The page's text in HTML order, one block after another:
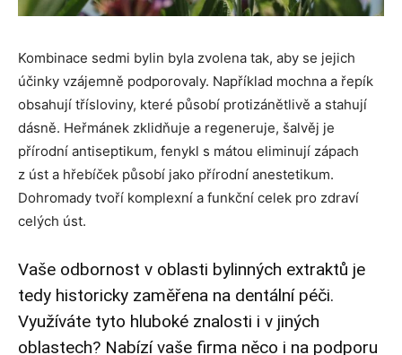
Kombinace sedmi bylin byla zvolena tak, aby se jejich
účinky vzájemně podporovaly. Například mochna a řepík
obsahují třísloviny, které působí protizánětlivě a stahují
dásně. Heřmánek zklidňuje a regeneruje, šalvěj je
přírodní antiseptikum, fenykl s mátou eliminují zápach
z úst a hřebíček působí jako přírodní anestetikum.
Dohromady tvoří komplexní a funkční celek pro zdraví
celých úst.
Vaše odbornost v oblasti bylinných extraktů je
tedy historicky zaměřena na dentální péči.
Využíváte tyto hluboké znalosti i v jiných
oblastech? Nabízí vaše firma něco i na podporu